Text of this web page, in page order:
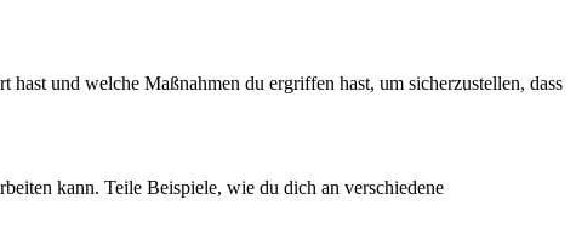
und welche Maßnahmen du ergriffen hast, um sicherzustellen, dass
kann. Teile Beispiele, wie du dich an verschiedene